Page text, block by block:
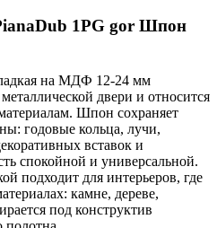
1PG gor Шпон
на МДФ 12-24 мм
двери и относится
Шпон сохраняет
годовые кольца, лучи,
вставок и
спокойной и универсальной.
подходит для интерьеров, где
камне, дереве,
под конструктив